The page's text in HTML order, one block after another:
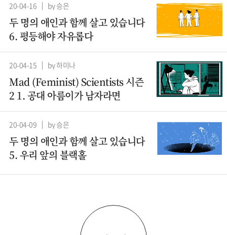
20-04-16 by 승은
두 명의 애인과 함께 살고 있습니다
6. 평등해야 자유롭다
20-04-15 by 하미나
Mad (Feminist) Scientists 시즌
2 1. 공대 아름이가 남자라면
20-04-09 by 승은
두 명의 애인과 함께 살고 있습니다
5. 우리 앞의 블랙홀